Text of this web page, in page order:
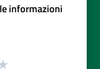
informazioni